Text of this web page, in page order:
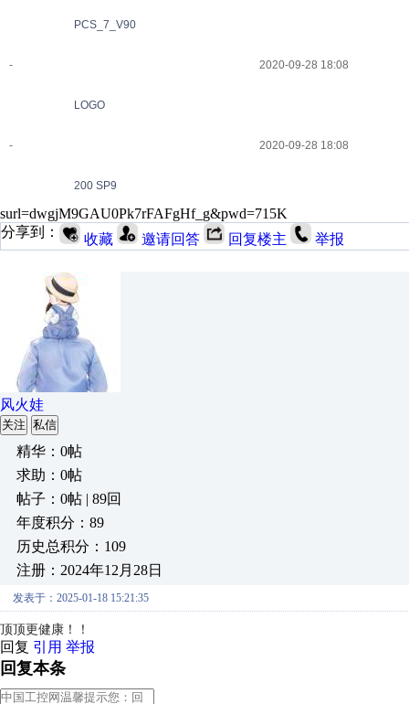
PCS_7_V90
- 2020-09-28 18:08
LOGO
- 2020-09-28 18:08
200 SP9
surl=dwgjM9GAU0Pk7rFAFgHf_g&pwd=715K
分享到：
收藏 邀请回答 回复楼主 举报
风火娃
关注 私信
精华：0帖
求助：0帖
帖子：0帖 | 89回
年度积分：89
历史总积分：109
注册：2024年12月28日
发表于：2025-01-18 15:21:35
顶顶更健康！！
回复 引用 举报
回复本条